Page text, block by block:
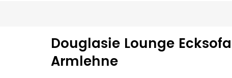
Douglasie Lounge
Armlehne